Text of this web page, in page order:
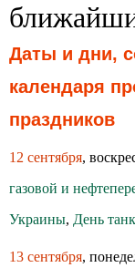
Даты и дни,
календаря
праздников
12 сентября,
газовой и
Украины, День
13 сентября,